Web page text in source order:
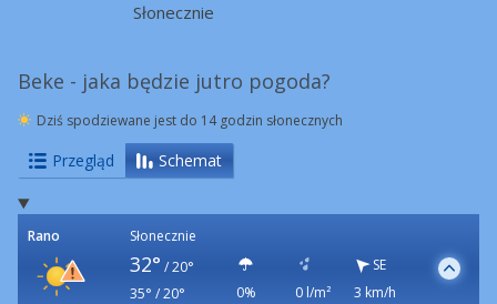
Słonecznie
Beke - jaka będzie jutro pogoda?
Dziś spodziewane jest do 14 godzin słonecznych
Przegląd Schemat
Rano Słonecznie
32° / 20°
35° / 20°
0% 0 l/m²
SE
3 km/h